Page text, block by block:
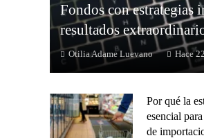
Fondos con estrategias
resultados
Otilia Adame Luevano Hace
Por qué la
esencial
de